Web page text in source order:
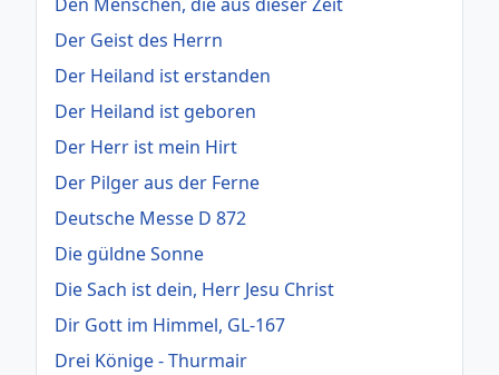
Der Geist des Herrn
Der Heiland ist erstanden
Der Heiland ist geboren
Der Herr ist mein Hirt
Der Pilger aus der Ferne
Deutsche Messe D 872
Die güldne Sonne
Die Sach ist dein, Herr Jesu Christ
Dir Gott im Himmel, GL-167
Drei Könige - Thurmair